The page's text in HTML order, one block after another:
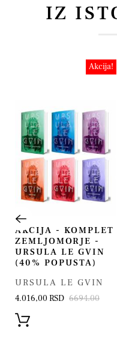
IZ
Akcija!
AKCIJA - KOMPLET
ZEMLJOMORJE -
URSULA LE GVIN
(40% POPUSTA)
URSULA LE GVIN
4.016,00 RSD 6694.00